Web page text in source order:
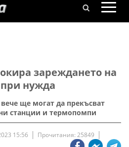
зареждането на
нужда
ще могат да прекъсват
станции и термопомпи
15:56 Прочитания: 25849